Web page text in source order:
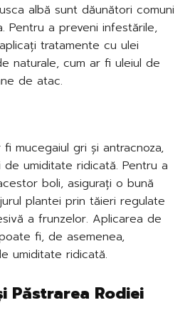
albă sunt dăunători comuni
Pentru a preveni infestările,
tratamente cu ulei
naturale, cum ar fi uleiul de
de atac.
mucegaiul gri și antracnoza,
umiditate ridicată. Pentru a
boli, asigurați o bună
plantei prin tăieri regulate
a frunzelor. Aplicarea de
fi, de asemenea,
umiditate ridicată.
Păstrarea Rodiei